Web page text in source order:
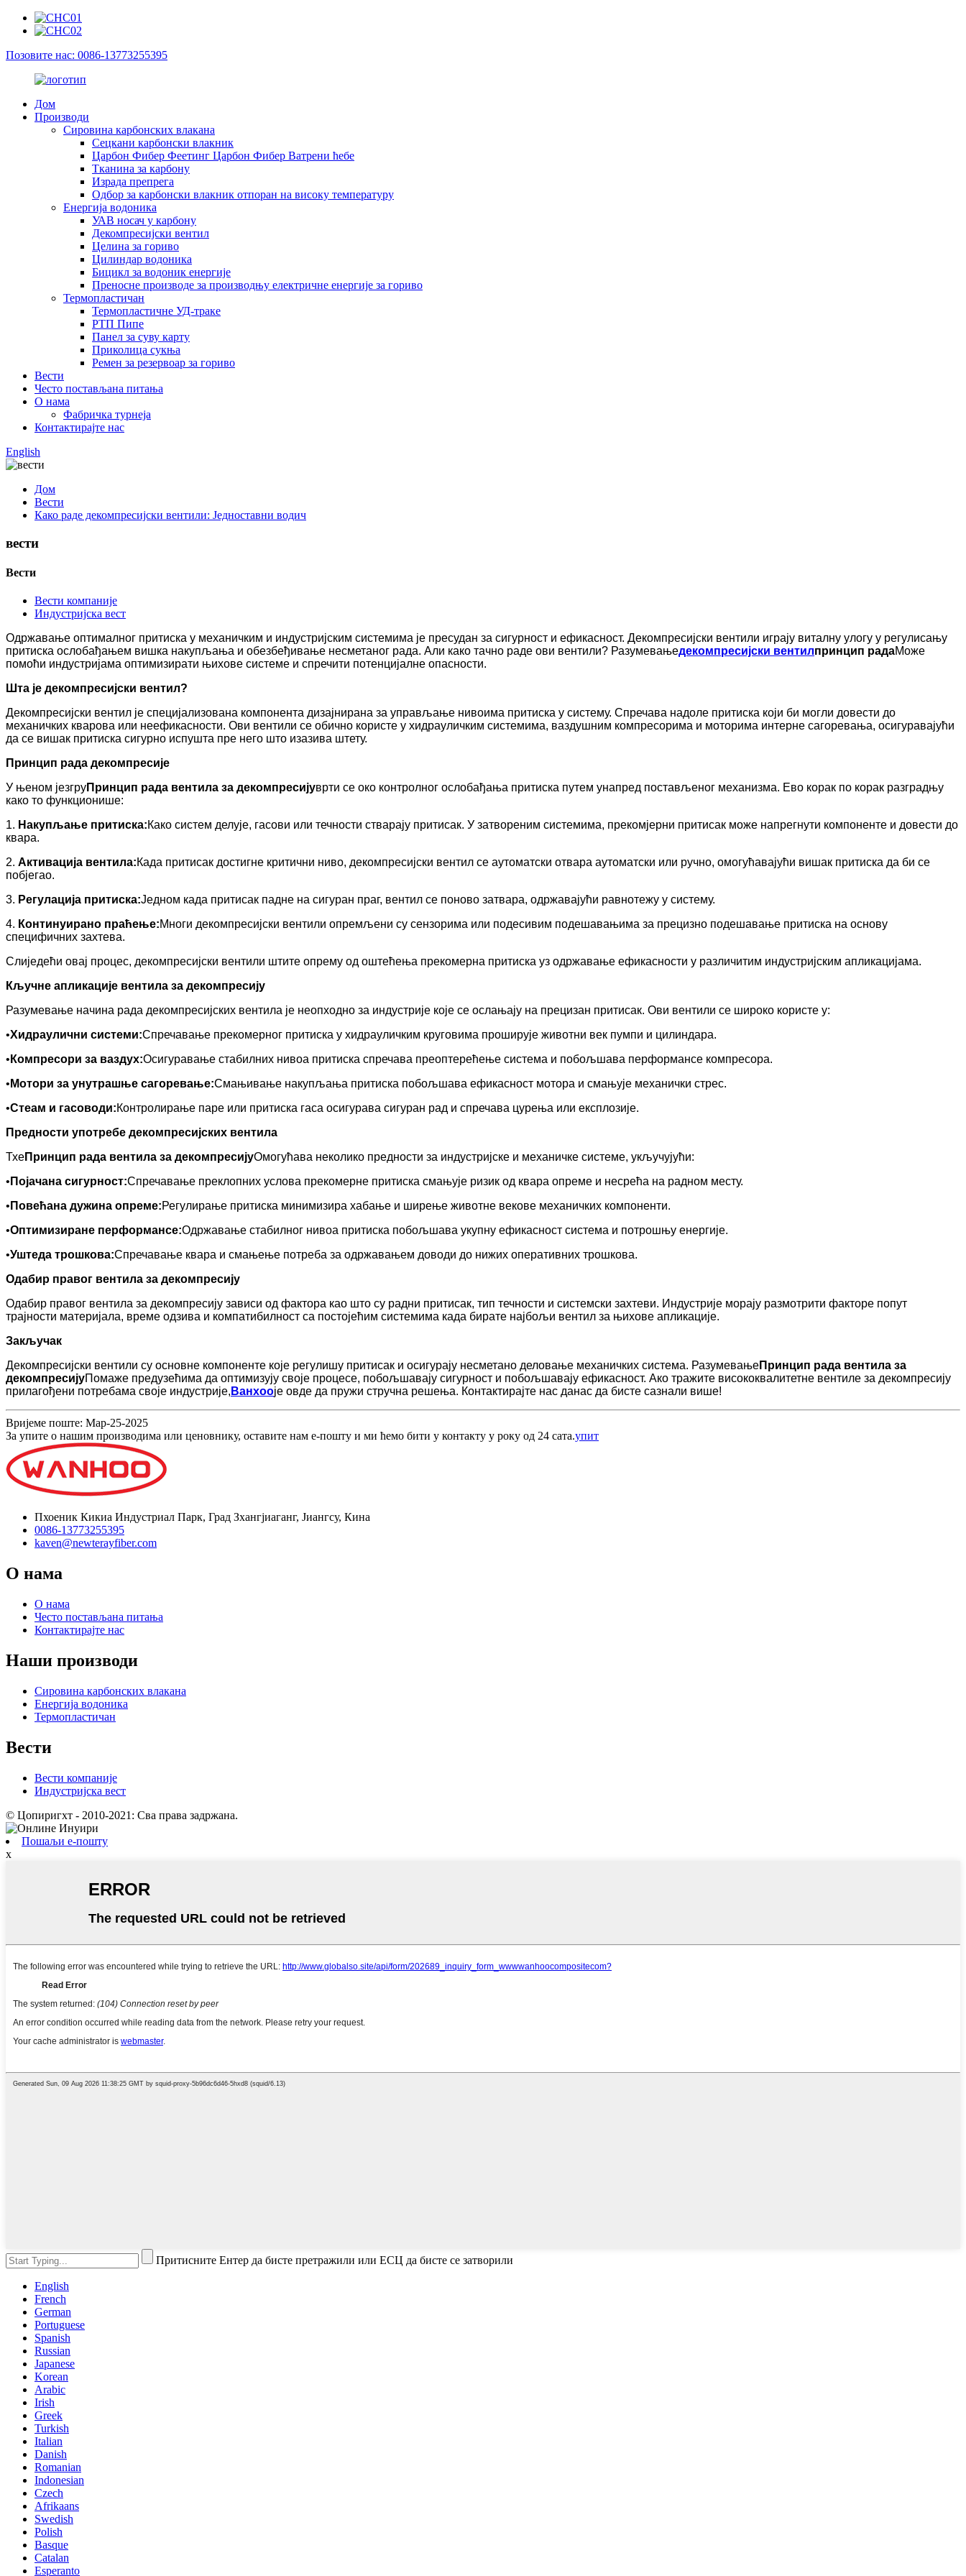
Позовите нас: 0086-13773255395
Дом
Производи
Сировина карбонских влакана
Сецкани карбонски влакник
Царбон Фибер Феетинг Царбон Фибер Ватрени ћебе
Тканина за карбону
Израда препрега
Одбор за карбонски влакник отпоран на високу температуру
Енергија водоника
УАВ носач у карбону
Декомпресијски вентил
Целина за гориво
Цилиндар водоника
Бицикл за водоник енергије
Преносне производе за производњу електричне енергије за гориво
Термопластичан
Термопластичне УД-траке
РТП Пипе
Панел за суву карту
Приколица сукња
Ремен за резервоар за гориво
Вести
Често постављана питања
О нама
Фабричка турнеја
Контактирајте нас
English
Дом
Вести
Како раде декомпресијски вентили: Једноставни водич
вести
Вести
Вести компаније
Индустријска вест
Одржавање оптималног притиска у механичким и индустријским системима је пресудан за сигурност и ефикасност. Декомпресијски вентили играју виталну улогу у регулисању
притиска ослобађањем вишка накупљања и обезбеђивање несметаног рада. Али како тачно раде ови вентили? Разумевањедекомпресијски вентилпринцип радаМоже
помоћи индустријама оптимизирати њихове системе и спречити потенцијалне опасности.
Шта је декомпресијски вентил?
Декомпресијски вентил је специјализована компонента дизајнирана за управљање нивоима притиска у систему. Спречава надоле притиска који би могли довести до
механичких кварова или неефикасности. Ови вентили се обично користе у хидрауличким системима, ваздушним компресорима и моторима интерне сагоревања, осигуравајући
да се вишак притиска сигурно испушта пре него што изазива штету.
Принцип рада декомпресије
У њеном језгруПринцип рада вентила за декомпресијуврти се око контролног ослобађања притиска путем унапред постављеног механизма. Ево корак по корак разградњу
како то функционише:
1. Накупљање притиска:Како систем делује, гасови или течности стварају притисак. У затвореним системима, прекомјерни притисак може напрегнути компоненте и довести до
квара.
2. Активација вентила:Када притисак достигне критични ниво, декомпресијски вентил се аутоматски отвара аутоматски или ручно, омогућавајући вишак притиска да би се
побјегао.
3. Регулација притиска:Једном када притисак падне на сигуран праг, вентил се поново затвара, одржавајући равнотежу у систему.
4. Континуирано праћење:Многи декомпресијски вентили опремљени су сензорима или подесивим подешавањима за прецизно подешавање притиска на основу
специфичних захтева.
Слиједећи овај процес, декомпресијски вентили штите опрему од оштећења прекомерна притиска уз одржавање ефикасности у различитим индустријским апликацијама.
Кључне апликације вентила за декомпресију
Разумевање начина рада декомпресијских вентила је неопходно за индустрије које се ослањају на прецизан притисак. Ови вентили се широко користе у:
•Хидраулични системи:Спречавање прекомерног притиска у хидрауличким круговима проширује животни век пумпи и цилиндара.
• Компресори за ваздух:Осигуравање стабилних нивоа притиска спречава преоптерећење система и побољшава перформансе компресора.
• Мотори за унутрашње сагоревање:Смањивање накупљања притиска побољшава ефикасност мотора и смањује механички стрес.
•Стеам и гасоводи:Контролирање паре или притиска гаса осигурава сигуран рад и спречава цурења или експлозије.
Предности употребе декомпресијских вентила
ТхеПринцип рада вентила за декомпресијуОмогућава неколико предности за индустријске и механичке системе, укључујући:
• Појачана сигурност:Спречавање преклопних услова прекомерне притиска смањује ризик од квара опреме и несрећа на радном месту.
• Повећана дужина опреме:Регулирање притиска минимизира хабање и ширење животне векове механичких компоненти.
•Оптимизиране перформансе:Одржавање стабилног нивоа притиска побољшава укупну ефикасност система и потрошњу енергије.
•Уштеда трошкова:Спречавање квара и смањење потреба за одржавањем доводи до нижих оперативних трошкова.
Одабир правог вентила за декомпресију
Одабир правог вентила за декомпресију зависи од фактора као што су радни притисак, тип течности и системски захтеви. Индустрије морају размотрити факторе попут
трајности материјала, време одзива и компатибилност са постојећим системима када бирате најбољи вентил за њихове апликације.
Закључак
Декомпресијски вентили су основне компоненте које регулишу притисак и осигурају несметано деловање механичких система. РазумевањеПринцип рада вентила за
декомпресијуПомаже предузећима да оптимизују своје процесе, побољшавају сигурност и побољшавају ефикасност. Ако тражите висококвалитетне вентиле за декомпресију
прилагођени потребама своје индустрије, Ванхооје овде да пружи стручна решења. Контактирајте нас данас да бисте сазнали више!
Вријеме поште: Мар-25-2025
За упите о нашим производима или ценовнику, оставите нам е-пошту и ми ћемо бити у контакту у року од 24 сата.упит
Пхоеник Кикиа Индустриал Парк, Град Зхангјиаганг, Јиангсу, Кина
0086-13773255395
kaven@newterayfiber.com
О нама
О нама
Често постављана питања
Контактирајте нас
Наши производи
Сировина карбонских влакана
Енергија водоника
Термопластичан
Вести
Вести компаније
Индустријска вест
© Цопиригхт - 2010-2021: Сва права задржана.
Пошаљи е-пошту
x
Притисните Ентер да бисте претражили или ЕСЦ да бисте се затворили
English
French
German
Portuguese
Spanish
Russian
Japanese
Korean
Arabic
Irish
Greek
Turkish
Italian
Danish
Romanian
Indonesian
Czech
Afrikaans
Swedish
Polish
Basque
Catalan
Esperanto